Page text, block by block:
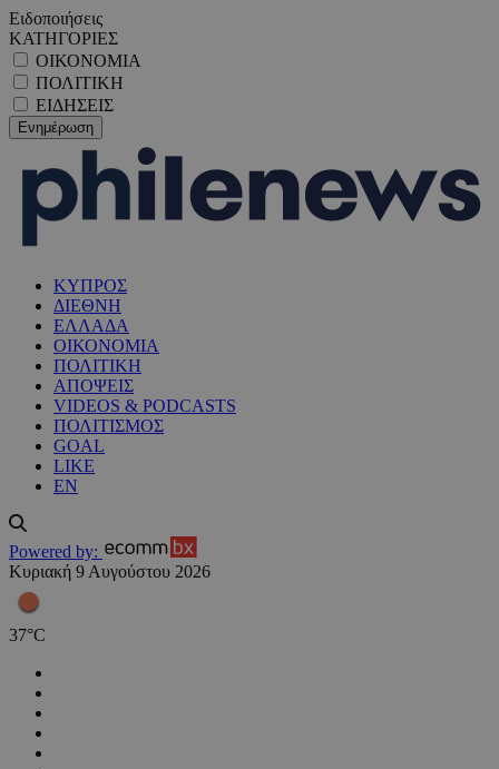
Ειδοποιήσεις
ΚΑΤΗΓΟΡΙΕΣ
ΟΙΚΟΝΟΜΙΑ
ΠΟΛΙΤΙΚΗ
ΕΙΔΗΣΕΙΣ
ΚΥΠΡΟΣ
ΔΙΕΘΝΗ
ΕΛΛΑΔΑ
ΟΙΚΟΝΟΜΙΑ
ΠΟΛΙΤΙΚΗ
ΑΠΟΨΕΙΣ
VIDEOS & PODCASTS
ΠΟΛΙΤΙΣΜΟΣ
GOAL
LIKE
EN
Powered by:
Κυριακή 9 Αυγούστου 2026
37°C